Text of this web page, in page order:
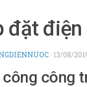
đặt
· 13/08/
công